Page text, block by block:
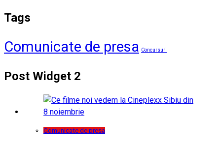
Tags
Comunicate de presa Concursuri
Post Widget 2
Comunicate de presa